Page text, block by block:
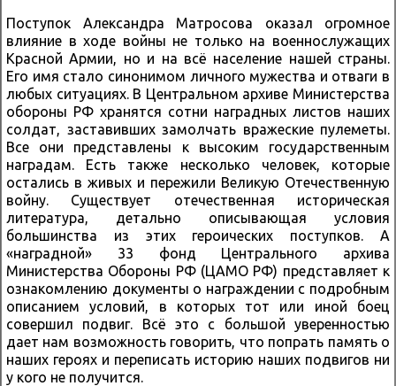
Поступок Александра Матросова оказал огромное
влияние в ходе войны не только на военнослужащих
Красной Армии, но и на всё население нашей страны.
Его имя стало синонимом личного мужества и отваги в
любых ситуациях. В Центральном архиве Министерства
обороны РФ хранятся сотни наградных листов наших
солдат, заставивших замолчать вражеские пулеметы.
Все они представлены к высоким государственным
наградам. Есть также несколько человек, которые
остались в живых и пережили Великую Отечественную
войну. Существует отечественная историческая
литература, детально описывающая условия
большинства из этих героических поступков. А
«наградной» 33 фонд Центрального архива
Министерства Обороны РФ (ЦАМО РФ) представляет к
ознакомлению документы о награждении с подробным
описанием условий, в которых тот или иной боец
совершил подвиг. Всё это с большой уверенностью
дает нам возможность говорить, что попрать память о
наших героях и переписать историю наших подвигов ни
у кого не получится.